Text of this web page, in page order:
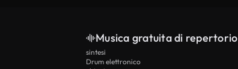
Musica gratuita di repertorio
sintesi
Drum elettronico